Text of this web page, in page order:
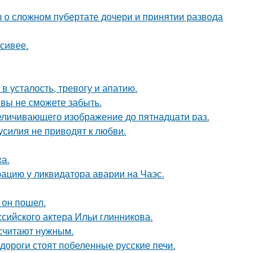
сложном пубертате дочери и принятии развода
усталость, тревогу и апатию.
не сможете забыть.
изображение до пятнадцати раз.
не приводят к любви.
у ликвидатора аварии на Чаэс.
пошел.
актера Ильи глинникова.
нужным.
стоят побеленные русские печи.